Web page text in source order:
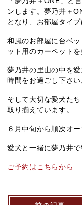
ンします。夢乃井＋
となり、お部屋タイプ
和風のお部屋に台ベ
ット用のカーペット
夢乃井の里山の中を
時間をお過ごし下さい
そして大切な愛犬た
取り揃えています。
６月中旬から順次オー
愛犬と一緒に夢乃井
ご予約はこちらから